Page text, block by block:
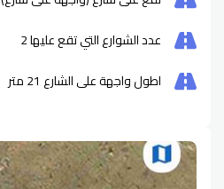
عدد الشوارع التي تقع عليها2
اطول واجهة على الشارع 21متر